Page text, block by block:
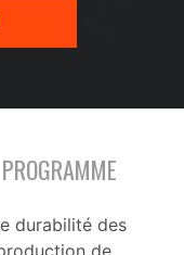
PROGRAMME
durabilité des
de